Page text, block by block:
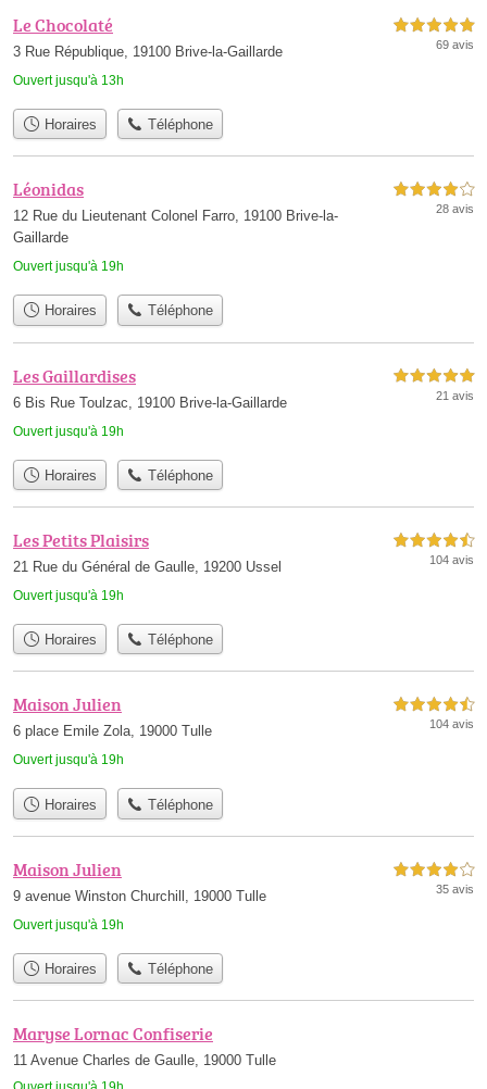
Le Chocolaté
3 Rue République, 19100 Brive-la-Gaillarde
Ouvert jusqu'à 13h
5,0 étoiles sur 5
69 avis
Horaires Téléphone
Léonidas
12 Rue du Lieutenant Colonel Farro, 19100 Brive-la-
Gaillarde
Ouvert jusqu'à 19h
4,0 étoiles sur 5
28 avis
Horaires Téléphone
Les Gaillardises
6 Bis Rue Toulzac, 19100 Brive-la-Gaillarde
Ouvert jusqu'à 19h
5,0 étoiles sur 5
21 avis
Horaires Téléphone
Les Petits Plaisirs
21 Rue du Général de Gaulle, 19200 Ussel
Ouvert jusqu'à 19h
4,5 étoiles sur 5
104 avis
Horaires Téléphone
Maison Julien
6 place Emile Zola, 19000 Tulle
Ouvert jusqu'à 19h
4,5 étoiles sur 5
104 avis
Horaires Téléphone
Maison Julien
9 avenue Winston Churchill, 19000 Tulle
Ouvert jusqu'à 19h
4,0 étoiles sur 5
35 avis
Horaires Téléphone
Maryse Lornac Confiserie
11 Avenue Charles de Gaulle, 19000 Tulle